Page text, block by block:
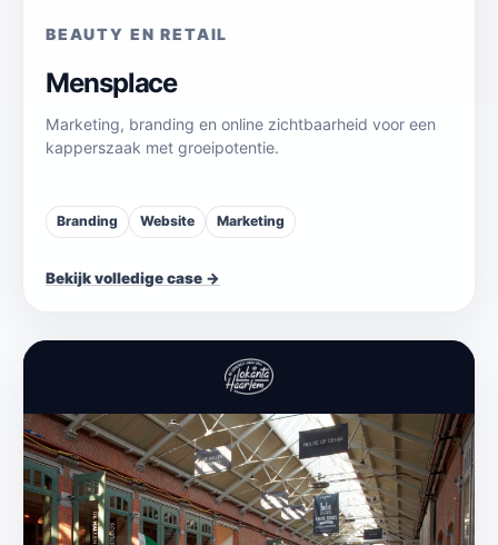
BEAUTY EN RETAIL
Mensplace
Marketing, branding en online zichtbaarheid voor een
kapperszaak met groeipotentie.
Branding Website Marketing
Bekijk volledige case →